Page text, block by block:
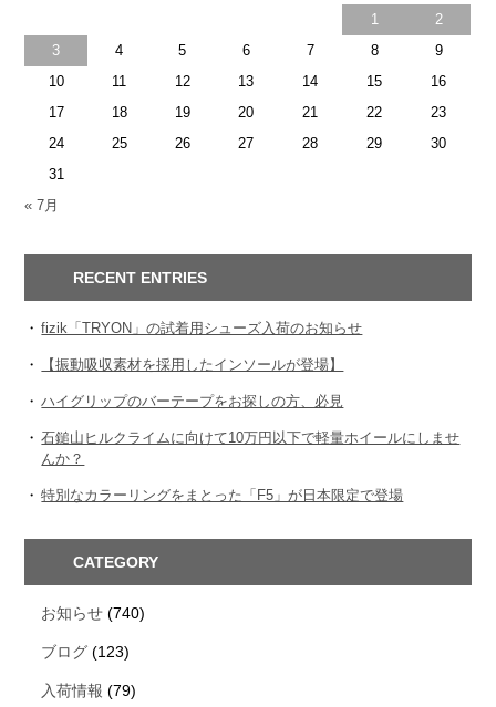
1
2
3
4 5 6 7 8
9
10
11 12 13 14 15
16
17
18 19 20 21 22
23
24
25 26 27 28 29
30
31
« 7月
RECENT ENTRIES
fizik「TRYON」の試着用シューズ入荷のお知らせ
【振動吸収素材を採用したインソールが登場】
ハイグリップのバーテープをお探しの方、必見
石鎚山ヒルクライムに向けて10万円以下で軽量ホイールにしませ
んか？
特別なカラーリングをまとった「F5」が日本限定で登場
CATEGORY
お知らせ (740)
ブログ (123)
入荷情報 (79)